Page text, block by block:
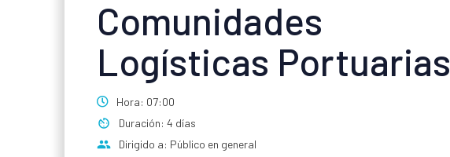
Comunidades
Logísticas Portuarias
Hora: 07:00
Duración: 4 días
Dirigido a: Público en general